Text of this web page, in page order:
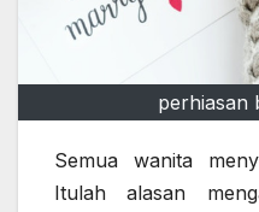
perhiasan
Semua wanita
Itulah alasan